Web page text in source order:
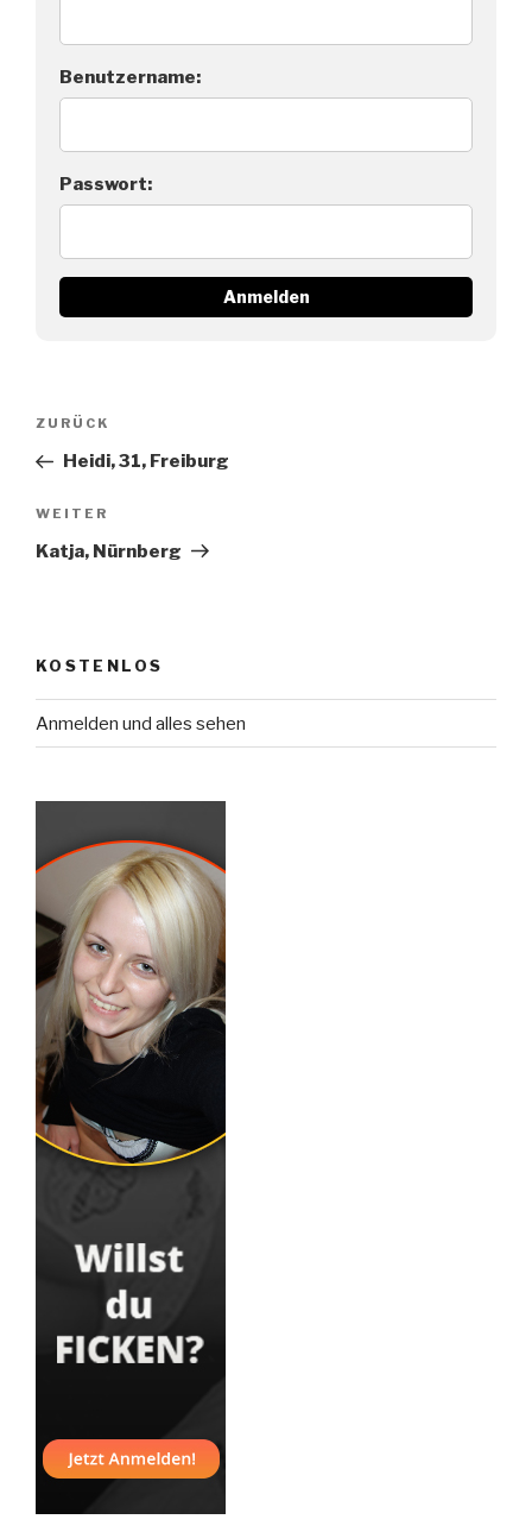
Benutzername:
Passwort:
Beitragsnavigation
Vorheriger
Beitrag
ZURÜCK
Heidi, 31, Freiburg
Nächster
Beitrag
WEITER
Katja, Nürnberg
KOSTENLOS
Anmelden und alles sehen